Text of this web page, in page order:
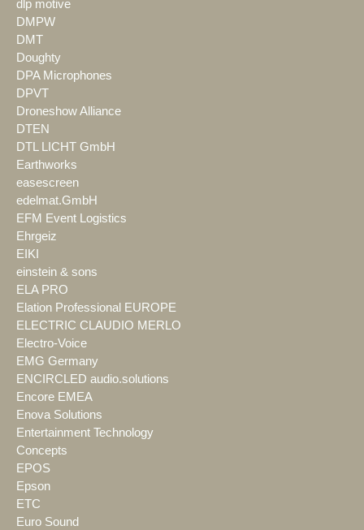
dlp motive
DMPW
DMT
Doughty
DPA Microphones
DPVT
Droneshow Alliance
DTEN
DTL LICHT GmbH
Earthworks
easescreen
edelmat.GmbH
EFM Event Logistics
Ehrgeiz
EIKI
einstein & sons
ELA PRO
Elation Professional EUROPE
ELECTRIC CLAUDIO MERLO
Electro-Voice
EMG Germany
ENCIRCLED audio.solutions
Encore EMEA
Enova Solutions
Entertainment Technology
Concepts
EPOS
Epson
ETC
Euro Sound